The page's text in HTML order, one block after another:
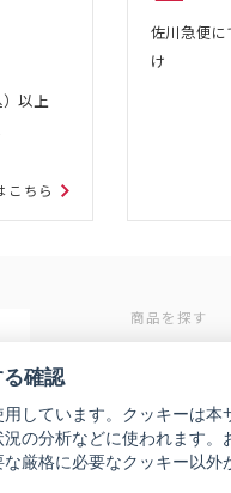
以上
こちら
佐川急便に
け
）
商品を探す
条件から探す
確認
しています。クッキーは本
の分析などに使われます。
厳格に必要なクッキー以外